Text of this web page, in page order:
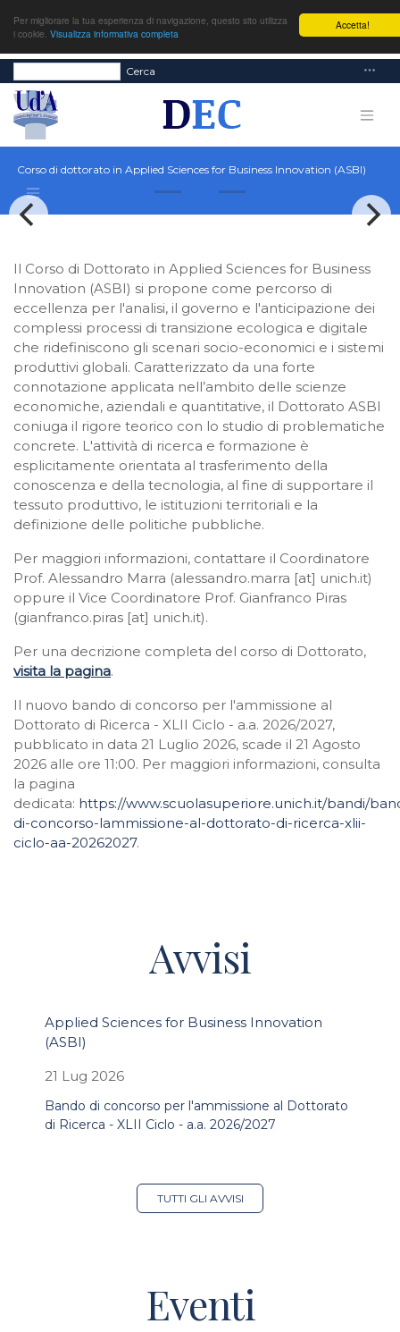
Accetta!
Per migliorare la tua esperienza di navigazione, questo sito utilizza
i cookie. Visualizza informativa completa
Cerca
Corso di dottorato in Applied Sciences for Business Innovation (ASBI)
Il Corso di Dottorato in Applied Sciences for Business
Innovation (ASBI) si propone come percorso di
eccellenza per l'analisi, il governo e l'anticipazione dei
complessi processi di transizione ecologica e digitale
che ridefiniscono gli scenari socio-economici e i sistemi
produttivi globali. Caratterizzato da una forte
connotazione applicata nell’ambito delle scienze
economiche, aziendali e quantitative, il Dottorato ASBI
coniuga il rigore teorico con lo studio di problematiche
concrete. L'attività di ricerca e formazione è
esplicitamente orientata al trasferimento della
conoscenza e della tecnologia, al fine di supportare il
tessuto produttivo, le istituzioni territoriali e la
definizione delle politiche pubbliche.
Per maggiori informazioni, contattare il Coordinatore
Prof. Alessandro Marra (alessandro.marra [at] unich.it)
oppure il Vice Coordinatore Prof. Gianfranco Piras
(gianfranco.piras [at] unich.it).
Per una decrizione completa del corso di Dottorato,
visita la pagina.
Il nuovo bando di concorso per l'ammissione al
Dottorato di Ricerca - XLII Ciclo - a.a. 2026/2027,
pubblicato in data 21 Luglio 2026, scade il 21 Agosto
2026 alle ore 11:00. Per maggiori informazioni, consulta
la pagina
dedicata: https://www.scuolasuperiore.unich.it/bandi/
di-concorso-lammissione-al-dottorato-di-ricerca-xlii-
ciclo-aa-20262027.
Avvisi
Applied Sciences for Business Innovation
(ASBI)
21 Lug 2026
Bando di concorso per l'ammissione al Dottorato
di Ricerca - XLII Ciclo - a.a. 2026/2027
TUTTI GLI AVVISI
Eventi